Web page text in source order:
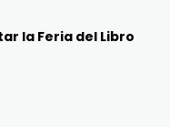
la Feria del Libro